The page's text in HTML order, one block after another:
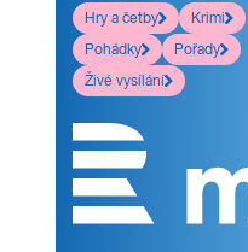
Hry a četby
Krimi
Pohádky
Pořady
Živé vysílání